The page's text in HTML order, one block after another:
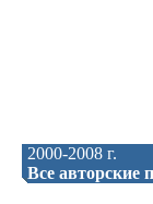
2000-2008 г.
Все авторские